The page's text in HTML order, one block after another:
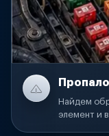
Найдем
элемент и